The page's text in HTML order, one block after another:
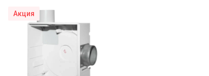
Акция